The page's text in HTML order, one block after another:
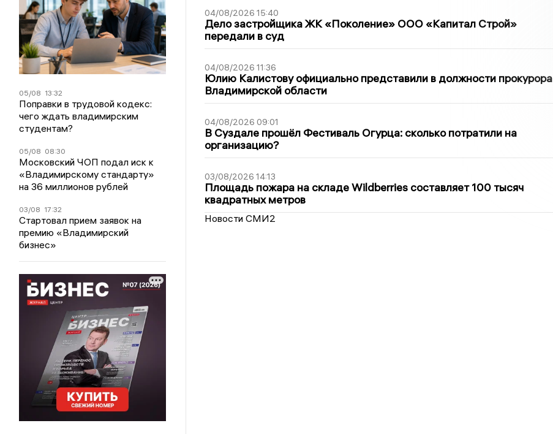
05/08 13:32
Поправки в трудовой кодекс:
чего ждать владимирским
студентам?
05/08 08:30
Московский ЧОП подал иск к
«Владимирскому стандарту»
на 36 миллионов рублей
03/08 17:32
Стартовал прием заявок на
премию «Владимирский
бизнес»
04/08/2026 15:40
Дело застройщика ЖК «Поколение» ООО «Капитал Строй»
передали в суд
04/08/2026 11:36
Юлию Калистову официально представили в должности прокурора
Владимирской области
04/08/2026 09:01
В Суздале прошёл Фестиваль Огурца: сколько потратили на
организацию?
03/08/2026 14:13
Площадь пожара на складе Wildberries составляет 100 тысяч
квадратных метров
Новости СМИ2